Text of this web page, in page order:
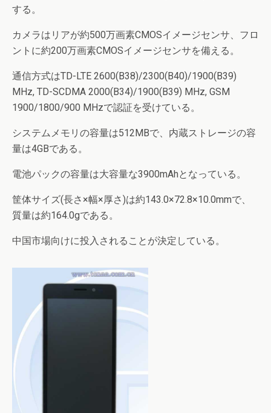
する。
カメラはリアが約500万画素CMOSイメージセンサ、フロ
ントに約200万画素CMOSイメージセンサを備える。
通信方式はTD-LTE 2600(B38)/2300(B40)/1900(B39)
MHz, TD-SCDMA 2000(B34)/1900(B39) MHz, GSM
1900/1800/900 MHzで認証を受けている。
システムメモリの容量は512MBで、内蔵ストレージの容
量は4GBである。
電池パックの容量は大容量な3900mAhとなっている。
筐体サイズ(長さ×幅×厚さ)は約143.0×72.8×10.0mmで、
質量は約164.0gである。
中国市場向けに投入されることが決定している。